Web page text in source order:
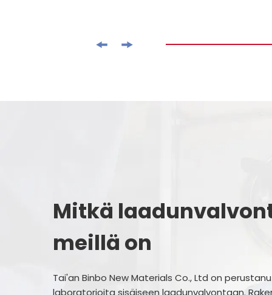
Mitkä
meillä on
Tai'an Binbo New Materials Co., Ltd on
laboratorioita sisäiseen laadunvalvontaan.